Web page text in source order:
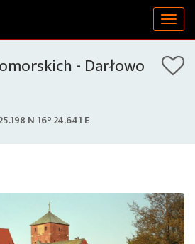
- Darłowo
N 16° 24.641 E